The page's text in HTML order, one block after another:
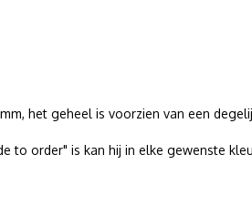
het geheel is voorzien van een
to order" is kan hij in elke gewenste